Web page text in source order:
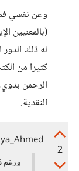
وعن نفسي
(بالمعنيين
له ذلك
كثيرا من
الرحمن
النقدية.
2
ورغم